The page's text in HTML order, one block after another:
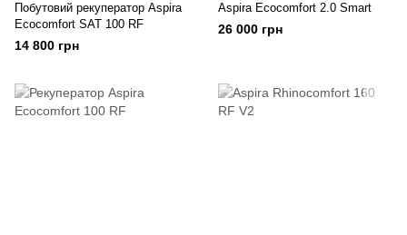
Побутовий рекуператор Aspira
Ecocomfort SAT 100 RF
14 800 грн
Aspira Ecocomfort 2.0 Smart
26 000 грн